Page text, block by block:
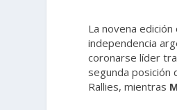
La novena edición
independencia
coronarse líder
segunda posición
Rallies, mientras